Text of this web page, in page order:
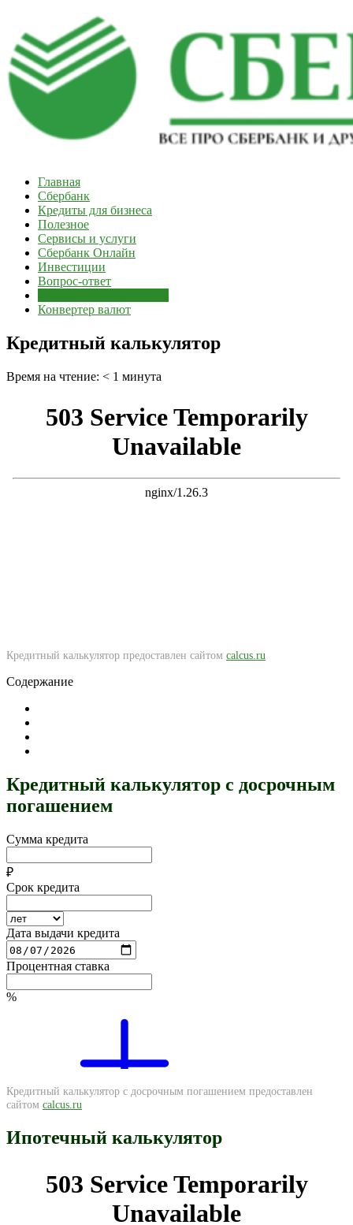
content
Сберинфо.рф
Информация
Сбербанк
других
банках
Главная
Сбербанк
Кредиты для бизнеса
Полезное
Сервисы и услуги
Сбербанк Онлайн
Инвестиции
Вопрос-ответ
Конвертер валют
Кредитный калькулятор
Время на чтение: < 1 минута
Кредитный калькулятор предоставлен сайтом calcus.ru
Содержание
Кредитный калькулятор с досрочным
погашением
Кредитный калькулятор с досрочным погашением предоставлен
сайтом calcus.ru
Ипотечный калькулятор